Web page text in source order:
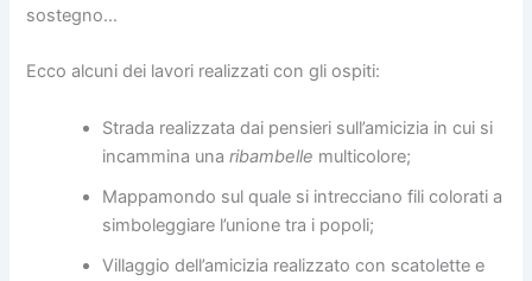
sostegno…
Ecco alcuni dei lavori realizzati con gli ospiti:
Strada realizzata dai pensieri sull’amicizia in cui si
incammina unaribambelle multicolore;
Mappamondo sul quale si intrecciano fili colorati a
simboleggiare l’unione tra i popoli;
Villaggio dell’amicizia realizzato con scatolette e